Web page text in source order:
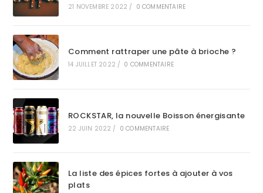
21 NOVEMBRE 2022 / 0 COMMENTAIRE
Comment rattraper une pâte à brioche ?
14 JUILLET 2022 / 0 COMMENTAIRE
ROCKSTAR, la nouvelle Boisson énergisante
22 JUIN 2022 / 0 COMMENTAIRE
La liste des épices fortes à ajouter à vos
plats